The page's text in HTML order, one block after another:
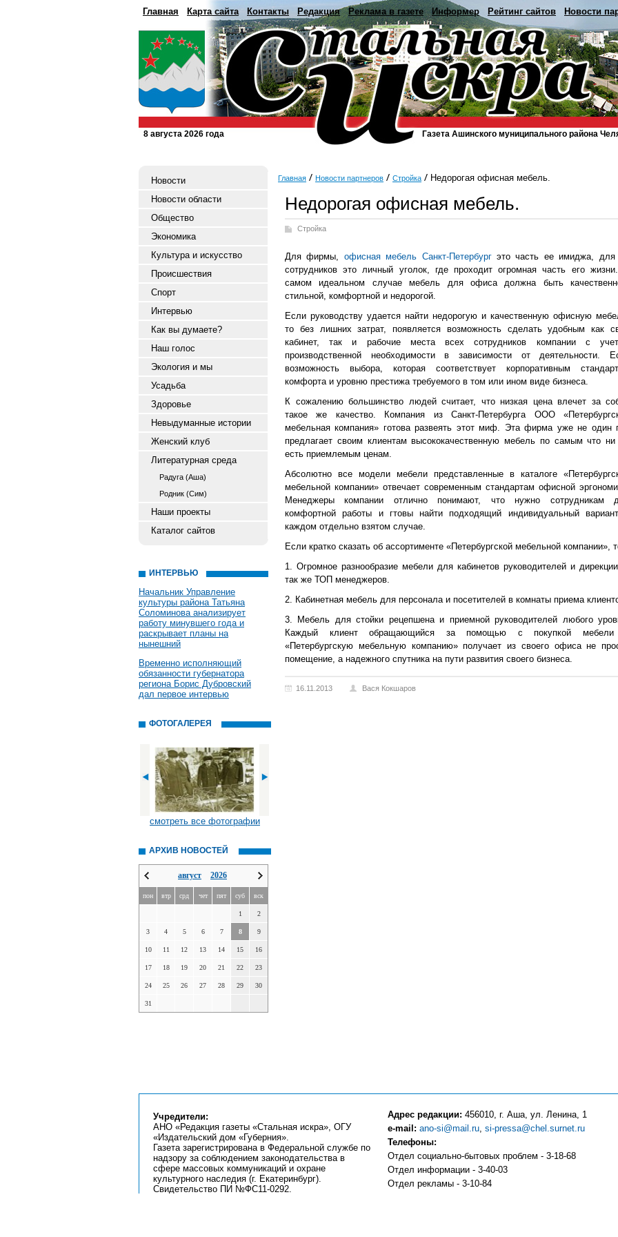
Главная Карта сайта Контакты Редакция Реклама в газете Информер Рейтинг сайтов Новости
8 августа 2026 года Газета Ашинского муниципального района
Новости
Новости области
Общество
Экономика
Культура и искусство
Происшествия
Спорт
Интервью
Как вы думаете?
Наш голос
Экология и мы
Усадьба
Здоровье
Невыдуманные истории
Женский клуб
Литературная среда
Радуга (Аша)
Родник (Сим)
Наши проекты
Каталог сайтов
ИНТЕРВЬЮ
Начальник Управление
культуры района Татьяна
Соломинова анализирует
работу минувшего года и
раскрывает планы на
нынешний
Временно исполняющий
обязанности губернатора
региона Борис Дубровский
дал первое интервью
ФОТОГАЛЕРЕЯ
смотреть все фотографии
АРХИВ НОВОСТЕЙ
август 2026
пон втр срд чет пят суб вск
1 2
3 4 5 6 7 8 9
10 11 12 13 14 15 16
17 18 19 20 21 22 23
24 25 26 27 28 29 30
31
Главная Новости партнеров Стройка Недорогая офисная мебель.
Недорогая офисная мебель.
Стройка
Для фирмы, офисная мебель Санкт-Петербургэто часть ее имиджа, для
сотрудников это личный уголок, где проходит огромная часть его
самом идеальном случае мебель для офиса должна быть
стильной, комфортной и недорогой.
Если руководству удается найти недорогую и качественную офисную
то без лишних затрат, появляется возможность сделать удобным как
кабинет, так и рабочие места всех сотрудников компании с
производственной необходимости в зависимости от деятельности.
возможность выбора, которая соответствует корпоративным
комфорта и уровню престижа требуемого в том или ином виде бизнеса.
К сожалению большинство людей считает, что низкая цена влечет за
такое же качество. Компания из Санкт-Петербурга ООО
мебельная компания» готова развеять этот миф. Эта фирма уже не один
предлагает своим клиентам высококачественную мебель по самым что
есть приемлемым ценам.
Абсолютно все модели мебели представленные в каталоге
мебельной компании» отвечает современным стандартам офисной
Менеджеры компании отлично понимают, что нужно сотрудникам
комфортной работы и гтовы найти подходящий индивидуальный
каждом отдельно взятом случае.
Если кратко сказать об ассортименте «Петербургской мебельной компании»,
1. Огромное разнообразие мебели для кабинетов руководителей и
так же ТОП менеджеров.
2. Кабинетная мебель для персонала и посетителей в комнаты приема
3. Мебель для стойки рецепшена и приемной руководителей любого
Каждый клиент обращающийся за помощью с покупкой
«Петербургскую мебельную компанию» получает из своего офиса не
помещение, а надежного спутника на пути развития своего бизнеса.
16.11.2013 Вася Кокшаров
Учредители:
АНО «Редакция газеты «Стальная искра», ОГУ
«Издательский дом «Губерния».
Газета зарегистрирована в Федеральной службе по
надзору за соблюдением законодательства в
сфере массовых коммуникаций и охране
культурного наследия (г. Екатеринбург).
Свидетельство ПИ №ФС11-0292.
Адрес редакции: 456010, г. Аша, ул. Ленина, 1
e-mail: ano-si@mail.ru, si-pressa@chel.surnet.ru
Телефоны:
Отдел социально-бытовых проблем - 3-18-68
Отдел информации - 3-40-03
Отдел рекламы - 3-10-84